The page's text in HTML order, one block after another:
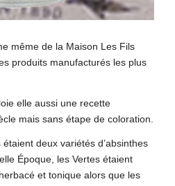
même de la Maison Les Fils
produits manufacturés les plus
elle aussi une recette
mais sans étape de coloration.
deux variétés d’absinthes
Époque, les Vertes étaient
et tonique alors que les